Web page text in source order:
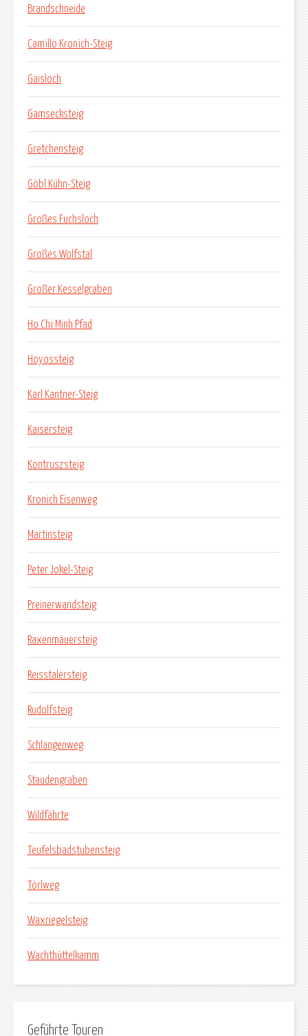
Brandschneide
Camillo Kronich-Steig
Gaisloch
Gamsecksteig
Gretchensteig
Göbl Kühn-Steig
Großes Fuchsloch
Großes Wolfstal
Großer Kesselgraben
Ho Chi Minh Pfad
Hoyossteig
Karl Kantner-Steig
Kaisersteig
Kontruszsteig
Kronich Eisenweg
Martinsteig
Peter Jokel-Steig
Preinerwandsteig
Raxenmäuersteig
Reisstalersteig
Rudolfsteig
Schlangenweg
Staudengraben
Wildfährte
Teufelsbadstubensteig
Törlweg
Waxriegelsteig
Wachthüttelkamm
Geführte Touren